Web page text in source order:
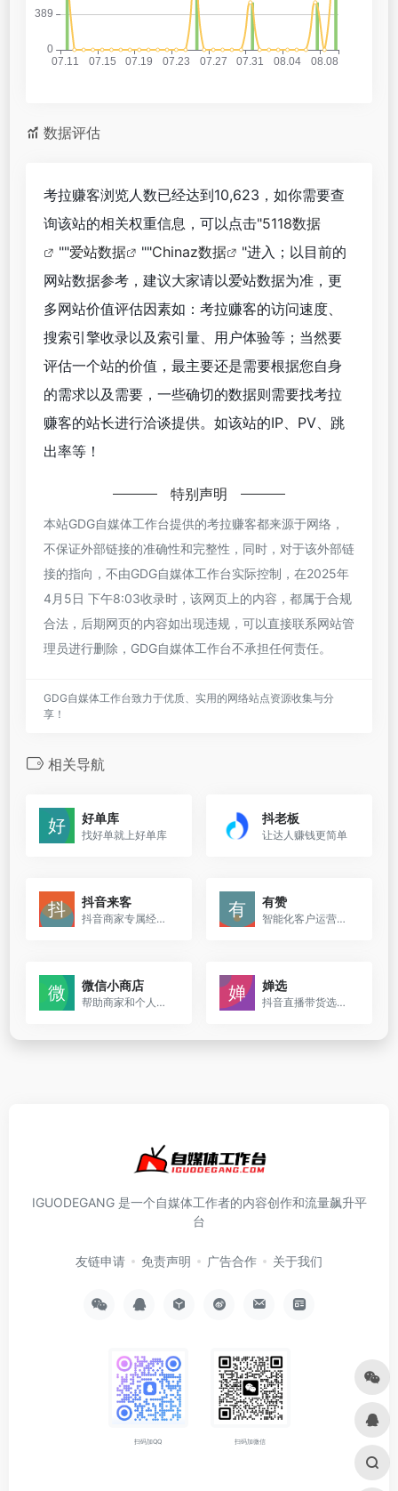
数据评估
考拉赚客浏览人数已经达到10,623，如你需要查
询该站的相关权重信息，可以点击"5118数据
""爱站数据 ""Chinaz数据
"进入；以目前的
网站数据参考，建议大家请以爱站数据为准，更
多网站价值评估因素如：考拉赚客的访问速度、
搜索引擎收录以及索引量、用户体验等；当然要
评估一个站的价值，最主要还是需要根据您自身
的需求以及需要，一些确切的数据则需要找考拉
赚客的站长进行洽谈提供。如该站的IP、PV、跳
出率等！
特别声明
本站GDG自媒体工作台提供的考拉赚客都来源于网络，
不保证外部链接的准确性和完整性，同时，对于该外部链
接的指向，不由GDG自媒体工作台实际控制，在2025年
4月5日 下午8:03收录时，该网页上的内容，都属于合规
合法，后期网页的内容如出现违规，可以直接联系网站管
理员进行删除，GDG自媒体工作台不承担任何责任。
GDG自媒体工作台致力于优质、实用的网络站点资源收集与分
享！
相关导航
好单库
找好单就上好单库
抖老板
让达人赚钱更简单
抖音来客
抖音商家专属经营平台
有赞
智能化客户运营和细分行业解决方案
微信小商店
帮助商家和个人在微信生态内快速开店
婵选
抖音直播带货选品平台及短视频带货选品工具
IGUODEGANG 是一个自媒体工作者的内容创作和流量飙升平
台
友链申请 免责声明 广告合作 关于我们
扫码加QQ 扫码加微信